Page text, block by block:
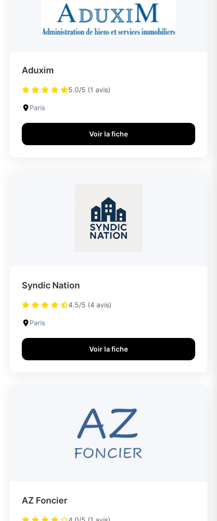
Aduxim
5.0/5 (1 avis)
Paris
Voir la fiche
Syndic Nation
4.5/5 (4 avis)
Paris
Voir la fiche
AZ Foncier